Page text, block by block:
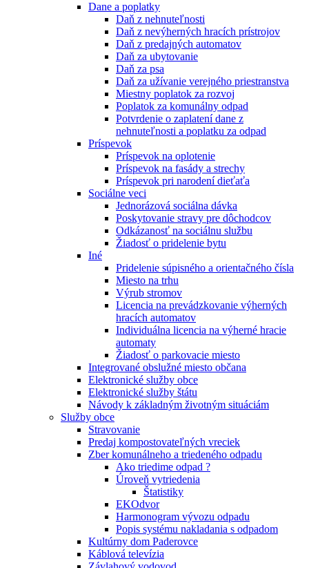
Dane a poplatky
Daň z nehnuteľnosti
Daň z nevýherných hracích prístrojov
Daň z predajných automatov
Daň za ubytovanie
Daň za psa
Daň za užívanie verejného priestranstva
Miestny poplatok za rozvoj
Poplatok za komunálny odpad
Potvrdenie o zaplatení dane z
nehnuteľnosti a poplatku za odpad
Príspevok
Príspevok na oplotenie
Príspevok na fasády a strechy
Príspevok pri narodení dieťaťa
Sociálne veci
Jednorázová sociálna dávka
Poskytovanie stravy pre dôchodcov
Odkázanosť na sociálnu službu
Žiadosť o pridelenie bytu
Iné
Pridelenie súpisného a orientačného čísla
Miesto na trhu
Výrub stromov
Licencia na prevádzkovanie výherných
hracích automatov
Individuálna licencia na výherné hracie
automaty
Žiadosť o parkovacie miesto
Integrované obslužné miesto občana
Elektronické služby obce
Elektronické služby štátu
Návody k základným životným situáciám
Služby obce
Stravovanie
Predaj kompostovateľných vreciek
Zber komunálneho a triedeného odpadu
Ako triedime odpad ?
Úroveň vytriedenia
Štatistiky
EKOdvor
Harmonogram vývozu odpadu
Popis systému nakladania s odpadom
Kultúrny dom Paderovce
Káblová televízia